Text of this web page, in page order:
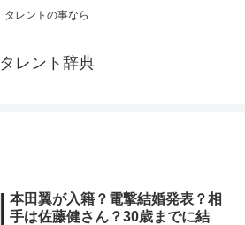
タレントの事なら
タレント辞典
本田翼が入籍？電撃結婚発表？相
手は佐藤健さん？30歳までに結